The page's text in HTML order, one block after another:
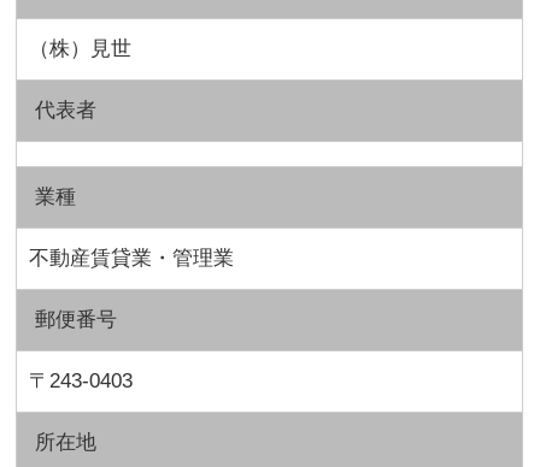
（株）見世
代表者
業種
不動産賃貸業・管理業
郵便番号
〒243-0403
所在地